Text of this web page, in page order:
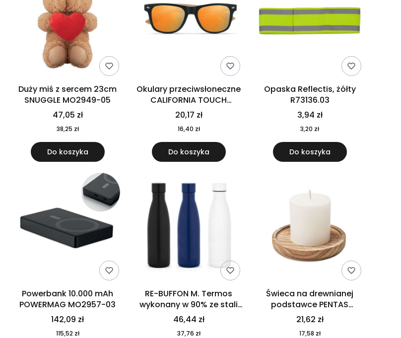
Duży miś z sercem 23cm
SNUGGLE MO2949-05
47,05 zł
38,25 zł
Do koszyka
Okulary przeciwsłoneczne
CALIFORNIA TOUCH
MO9617-10
20,17 zł
16,40 zł
Do koszyka
Opaska Reflectis, żółty
R73136.03
3,94 zł
3,20 zł
Do koszyka
Powerbank 10.000 mAh
POWERMAG MO2957-03
142,09 zł
115,52 zł
RE-BUFFON M. Termos
wykonany w 90% ze stali
nierdzewnej pochodzącej z
recyklingu 520 ml 94294
46,44 zł
37,76 zł
Świeca na drewnianej
podstawce PENTAS
MO6282-40
21,62 zł
17,58 zł